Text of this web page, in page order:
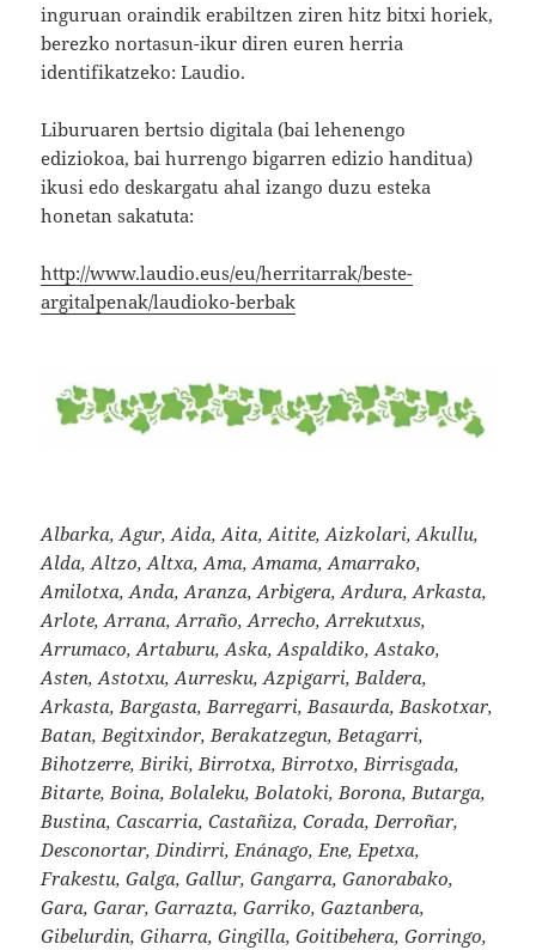
inguruan oraindik erabiltzen ziren hitz bitxi horiek,
berezko nortasun-ikur diren euren herria
identifikatzeko: Laudio.
Liburuaren bertsio digitala (bai lehenengo
ediziokoa, bai hurrengo bigarren edizio handitua)
ikusi edo deskargatu ahal izango duzu esteka
honetan sakatuta:
http://www.laudio.eus/eu/herritarrak/beste-
argitalpenak/laudioko-berbak
Albarka, Agur, Aida, Aita, Aitite, Aizkolari, Akullu,
Alda, Altzo, Altxa, Ama, Amama, Amarrako,
Amilotxa, Anda, Aranza, Arbigera, Ardura, Arkasta,
Arlote, Arrana, Arraño, Arrecho, Arrekutxus,
Arrumaco, Artaburu, Aska, Aspaldiko, Astako,
Asten, Astotxu, Aurresku, Azpigarri, Baldera,
Arkasta, Bargasta, Barregarri, Basaurda, Baskotxar,
Batan, Begitxindor, Berakatzegun, Betagarri,
Bihotzerre, Biriki, Birrotxa, Birrotxo, Birrisgada,
Bitarte, Boina, Bolaleku, Bolatoki, Borona, Butarga,
Bustina, Cascarria, Castañiza, Corada, Derroñar,
Desconortar, Dindirri, Enánago, Ene, Epetxa,
Frakestu, Galga, Gallur, Gangarra, Ganorabako,
Gara, Garar, Garrazta, Garriko, Gaztanbera,
Gibelurdin, Giharra, Gingilla, Goitibehera, Gorringo,